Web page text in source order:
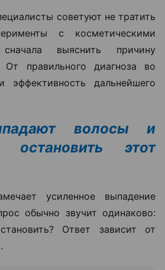
советуют не тратить
с косметическими
выяснить причину
От правильного диагноза во
эффективность дальнейшего
волосы и
этот
усиленное выпадение
обычно звучит одинаково:
Ответ зависит от